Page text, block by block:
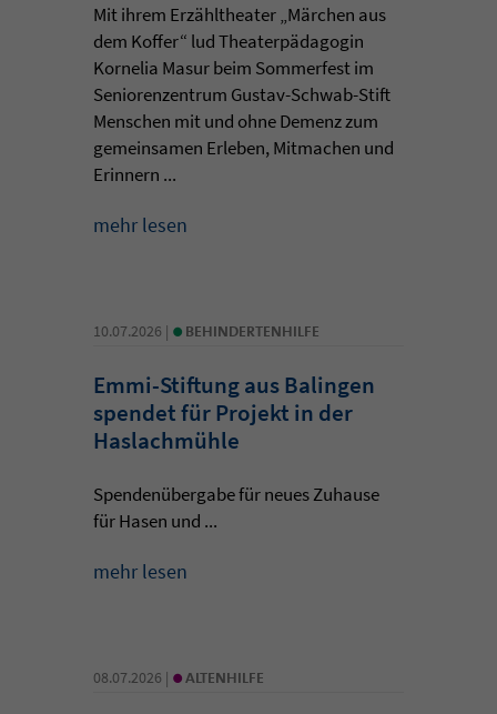
Mit ihrem Erzähltheater „Märchen aus
dem Koffer“ lud Theaterpädagogin
Kornelia Masur beim Sommerfest im
Seniorenzentrum Gustav-Schwab-Stift
Menschen mit und ohne Demenz zum
gemeinsamen Erleben, Mitmachen und
Erinnern ...
mehr lesen
10.07.2026 | • BEHINDERTENHILFE
Emmi-Stiftung aus Balingen
spendet für Projekt in der
Haslachmühle
Spendenübergabe für neues Zuhause
für Hasen und ...
mehr lesen
08.07.2026 | • ALTENHILFE